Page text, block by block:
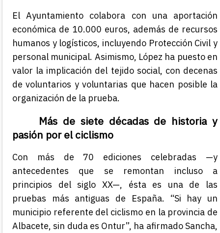
El Ayuntamiento colabora con una aportación
económica de 10.000 euros, además de recursos
humanos y logísticos, incluyendo Protección Civil y
personal municipal. Asimismo, López ha puesto en
valor la implicación del tejido social, con decenas
de voluntarios y voluntarias que hacen posible la
organización de la prueba.
Más de siete décadas de historia y
pasión por el ciclismo
Con más de 70 ediciones celebradas —y
antecedentes que se remontan incluso a
principios del siglo XX—, ésta es una de las
pruebas más antiguas de España. “Si hay un
municipio referente del ciclismo en la provincia de
Albacete, sin duda es Ontur”, ha afirmado Sancha,